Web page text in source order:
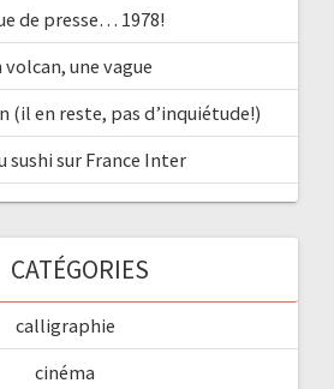
de presse… 1978!
volcan, une vague
(il en reste, pas d’inquiétude!)
sushi sur France Inter
CATÉGORIES
calligraphie
cinéma